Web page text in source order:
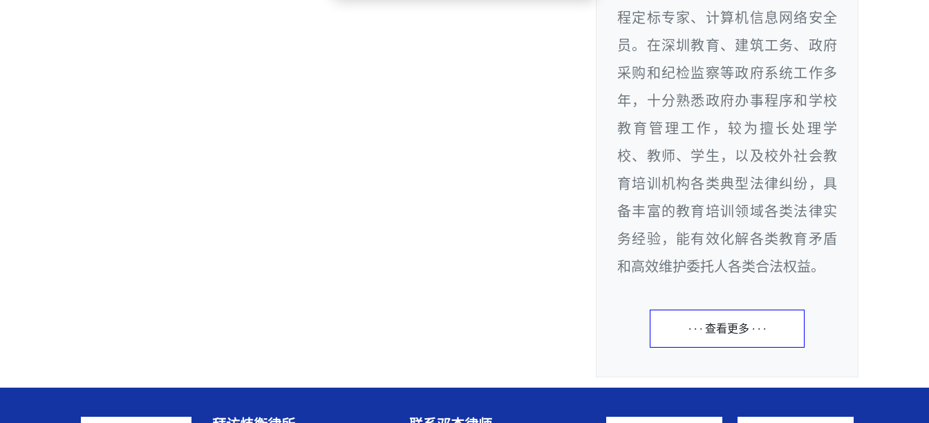
程定标专家、计算机信息网络安全
员。在深圳教育、建筑工务、政府
采购和纪检监察等政府系统工作多
年，十分熟悉政府办事程序和学校
教育管理工作，较为擅长处理学
校、教师、学生，以及校外社会教
育培训机构各类典型法律纠纷，具
备丰富的教育培训领域各类法律实
务经验，能有效化解各类教育矛盾
和高效维护委托人各类合法权益。
· · · 查看更多 · · ·